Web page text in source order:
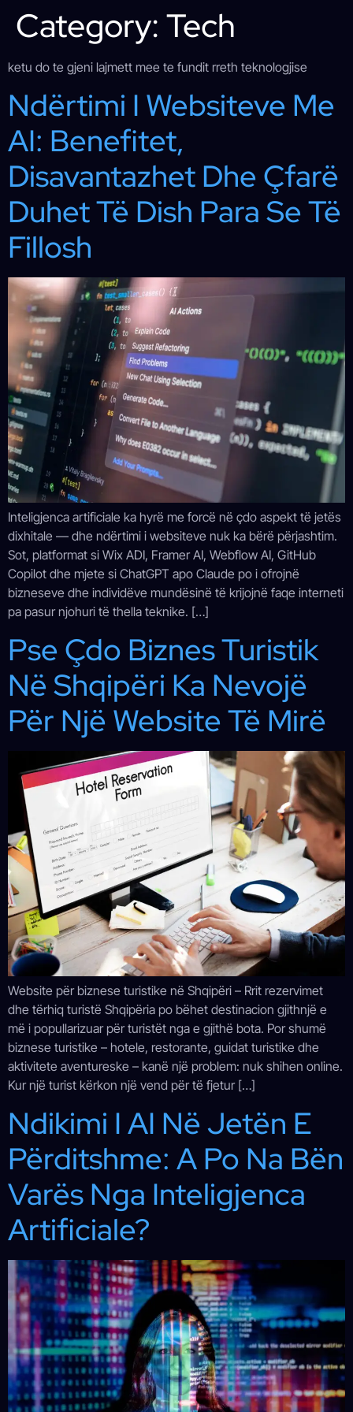
Category: Tech
ketu do te gjeni lajmett mee te fundit rreth teknologjise
Ndërtimi I Websiteve Me
AI: Benefitet,
Disavantazhet Dhe Çfarë
Duhet Të Dish Para Se Të
Fillosh
Inteligjenca artificiale ka hyrë me forcë në çdo aspekt të jetës
dixhitale — dhe ndërtimi i websiteve nuk ka bërë përjashtim.
Sot, platformat si Wix ADI, Framer AI, Webflow AI, GitHub
Copilot dhe mjete si ChatGPT apo Claude po i ofrojnë
bizneseve dhe individëve mundësinë të krijojnë faqe interneti
pa pasur njohuri të thella teknike. […]
Pse Çdo Biznes Turistik
Në Shqipëri Ka Nevojë
Për Një Website Të Mirë
Website për biznese turistike në Shqipëri – Rrit rezervimet
dhe tërhiq turistë Shqipëria po bëhet destinacion gjithnjë e
më i popullarizuar për turistët nga e gjithë bota. Por shumë
biznese turistike – hotele, restorante, guidat turistike dhe
aktivitete aventureske – kanë një problem: nuk shihen online.
Kur një turist kërkon një vend për të fjetur […]
Ndikimi I AI Në Jetën E
Përditshme: A Po Na Bën
Varës Nga Inteligjenca
Artificiale?